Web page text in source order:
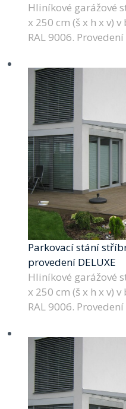
Hliníkové garážové
x 250 cm (š x h x v)
RAL 9006. Provedení
Parkovací stání
provedení DELUXE
Hliníkové garážové
x 250 cm (š x h x v)
RAL 9006. Provedení